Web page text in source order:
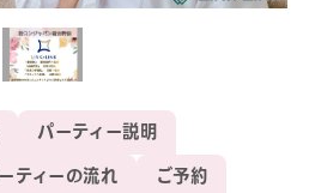
パーティー説明
ティーの流れ
ご予約